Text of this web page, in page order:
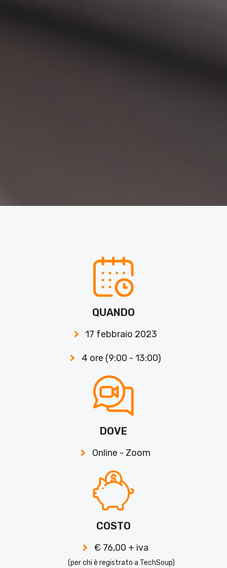
QUANDO
17 febbraio 2023
4 ore (9:00 - 13:00)
DOVE
Online - Zoom
COSTO
€ 76,00 + iva
(per chi è registrato a TechSoup)